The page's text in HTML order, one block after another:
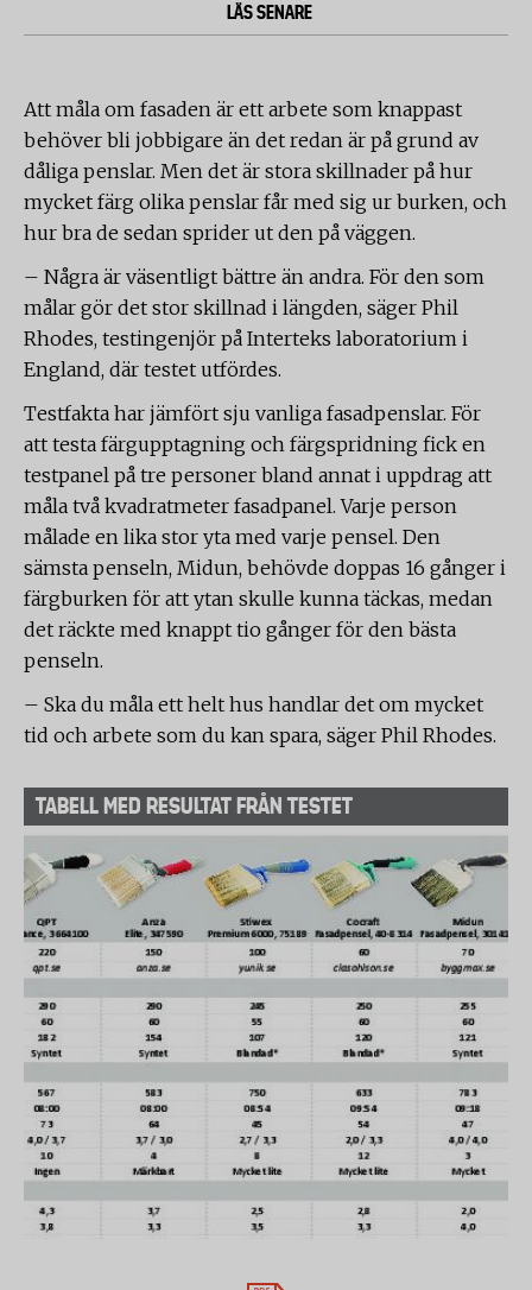
LÄS SENARE
Att måla om fasaden är ett arbete som knappast
behöver bli jobbigare än det redan är på grund av
dåliga penslar. Men det är stora skillnader på hur
mycket färg olika penslar får med sig ur burken, och
hur bra de sedan sprider ut den på väggen.
– Några är väsentligt bättre än andra. För den som
målar gör det stor skillnad i längden, säger Phil
Rhodes, testingenjör på Interteks laboratorium i
England, där testet utfördes.
Testfakta har jämfört sju vanliga fasadpenslar. För
att testa färgupptagning och färgspridning fick en
testpanel på tre personer bland annat i uppdrag att
måla två kvadratmeter fasadpanel. Varje person
målade en lika stor yta med varje pensel. Den
sämsta penseln, Midun, behövde doppas 16 gånger i
färgburken för att ytan skulle kunna täckas, medan
det räckte med knappt tio gånger för den bästa
penseln.
– Ska du måla ett helt hus handlar det om mycket
tid och arbete som du kan spara, säger Phil Rhodes.
TABELL MED RESULTAT FRÅN TESTET